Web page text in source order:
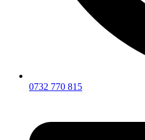
0732 770 815